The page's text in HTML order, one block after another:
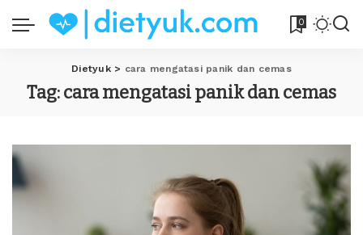
0
Dietyuk> cara mengatasi panik dan cemas
Tag:cara mengatasi panik dan cemas